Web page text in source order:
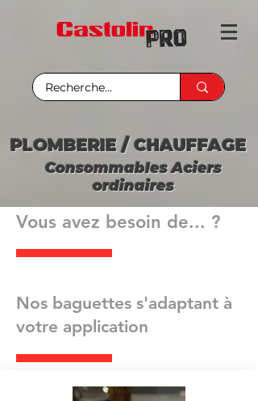
PLOMBERIE / CHAUFFAGE
Consommables Aciers
ordinaires
Vous avez besoin de... ?
Nos baguettes s'adaptant à
votre application